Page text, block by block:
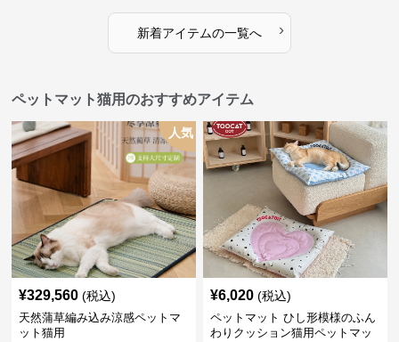
新着アイテムの一覧へ ›
ペットマット猫用のおすすめアイテム
人気
¥329,560 (税込)
天然蒲草編み込み涼感ペットマ
ット猫用
¥6,020 (税込)
ペットマット ひし形模様のふん
わりクッション猫用ペットマッ